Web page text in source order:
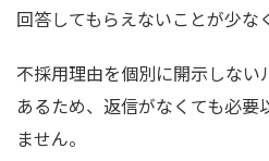
回答してもらえないことが少な
不採用理由を個別に開示しない
あるため、返信がなくても必要
ません。